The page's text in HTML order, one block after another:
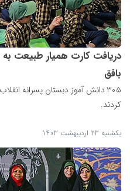
دریافت کارت همیار طبیعت
بافق
۳۰۵ دانش آموز دبستان پسرانه
کردند.
یکشنبه 23 اردیبهشت 1403